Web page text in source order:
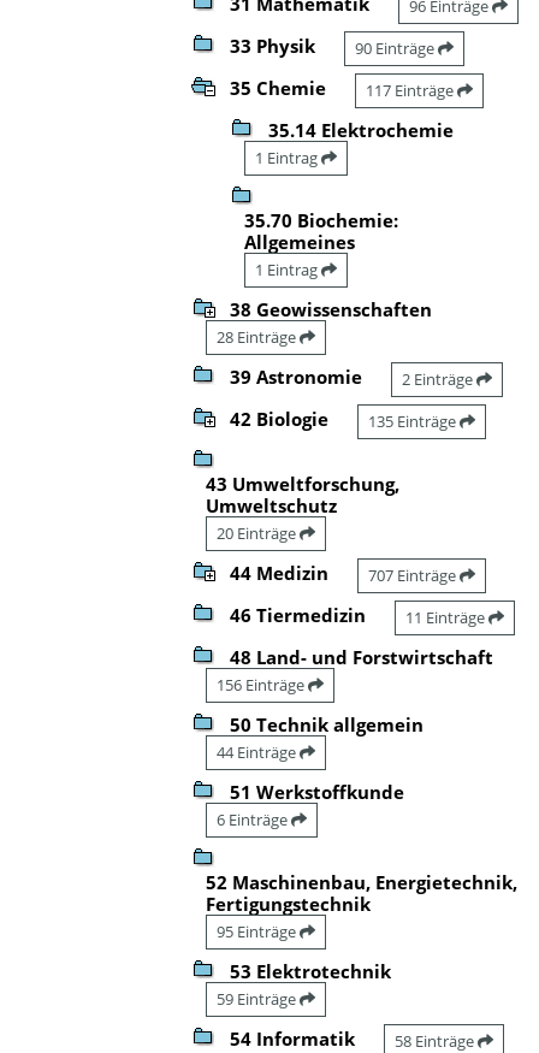
96 Einträge
33 Physik 90 Einträge
35 Chemie 117 Einträge
35.14 Elektrochemie
1 Eintrag
35.70 Biochemie:
Allgemeines
1 Eintrag
38 Geowissenschaften
28 Einträge
39 Astronomie 2 Einträge
42 Biologie 135 Einträge
43 Umweltforschung,
Umweltschutz
20 Einträge
44 Medizin 707 Einträge
46 Tiermedizin 11 Einträge
48 Land- und Forstwirtschaft
156 Einträge
50 Technik allgemein
44 Einträge
51 Werkstoffkunde
6 Einträge
52 Maschinenbau, Energietechnik,
Fertigungstechnik
95 Einträge
53 Elektrotechnik
59 Einträge
54 Informatik 58 Einträge